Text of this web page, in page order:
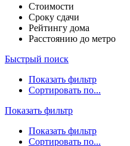
Стоимости
Сроку сдачи
Рейтингу дома
Расстоянию до метро
Быстрый поиск
Показать фильтр
Сортировать по...
Показать фильтр
Показать фильтр
Сортировать по...